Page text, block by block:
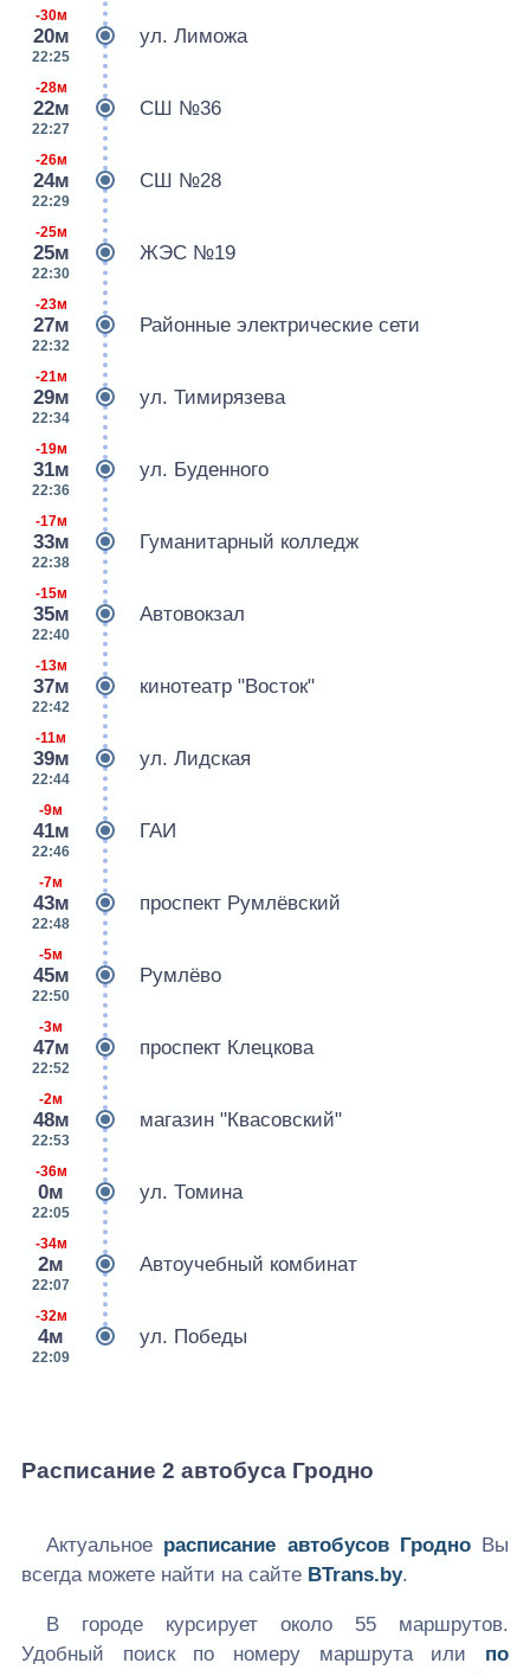
-30м
20м
22:25
ул. Лиможа
-28м
22м
22:27
СШ №36
-26м
24м
22:29
СШ №28
-25м
25м
22:30
ЖЭС №19
-23м
27м
22:32
Районные электрические сети
-21м
29м
22:34
ул. Тимирязева
-19м
31м
22:36
ул. Буденного
-17м
33м
22:38
Гуманитарный колледж
-15м
35м
22:40
Автовокзал
-13м
37м
22:42
кинотеатр "Восток"
-11м
39м
22:44
ул. Лидская
-9м
41м
22:46
ГАИ
-7м
43м
22:48
проспект Румлёвский
-5м
45м
22:50
Румлёво
-3м
47м
22:52
проспект Клецкова
-2м
48м
22:53
магазин "Квасовский"
-36м
0м
22:05
ул. Томина
-34м
2м
22:07
Автоучебный комбинат
-32м
4м
22:09
ул. Победы
Расписание 2 автобуса Гродно
Актуальное расписание автобусов ГродноВы
всегда можете найти на сайте BTrans.by.
В городе курсирует около 55 маршрутов.
Удобный поиск по номеру маршрута или по